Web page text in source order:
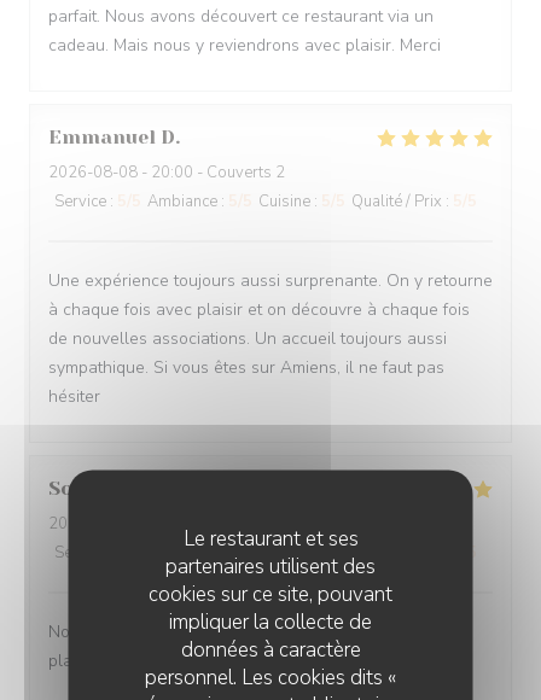
Le restaurant et ses
partenaires utilisent des
cookies sur ce site, pouvant
impliquer la collecte de
données à caractère
personnel. Les cookies dits «
parfait. Nous avons découvert ce restaurant via un
cadeau. Mais nous y reviendrons avec plaisir. Merci
Emmanuel D
2026-08-08 - 20:00 - Couverts 2
Service : Ambiance : Cuisine : Qualité / Prix :
Une expérience toujours aussi surprenante. On y retourne
à chaque fois avec plaisir et on découvre à chaque fois
de nouvelles associations. Un accueil toujours aussi
sympathique. Si vous êtes sur Amiens, il ne faut pas
hésiter
Sophie
2026-08-07
Service
Ambiance :5/5 Cuisine: 5/5 Qualité / Prix
Nous avons passé un très bons moments Les différents
plats étaient fins et délicieux